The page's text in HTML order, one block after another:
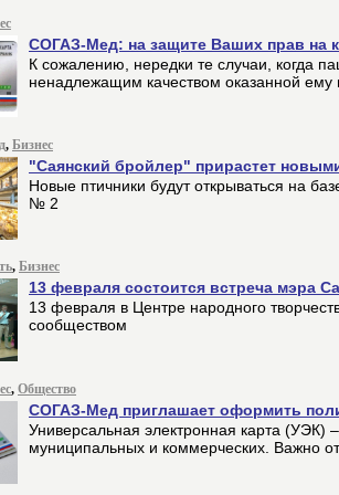
СОГАЗ-Мед: на защите Ваших прав на
К сожалению, нередки те случаи, когда
ненадлежащим качеством оказанной
, Бизнес
"Саянский бройлер" прирастет
Новые птичники будут открываться на
№ 2
, Бизнес
13 февраля состоится встреча мэра
13 февраля в Центре народного
сообществом
, Общество
СОГАЗ-Мед приглашает оформить
Универсальная электронная карта (УЭК)
муниципальных и коммерческих. Важно